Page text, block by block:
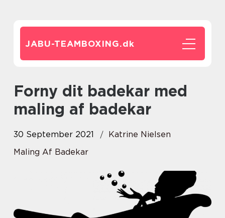
JABU-TEAMBOXING.dk
Forny dit badekar med
maling af badekar
30 September 2021
Katrine Nielsen
Maling Af Badekar